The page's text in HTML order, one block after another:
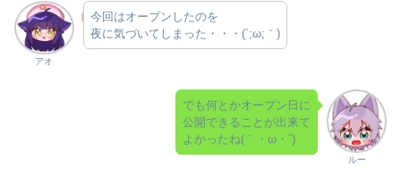
アオ
今回はオープンしたのを
夜に気づいてしまった・・・(´;ω;｀)
ルー
でも何とかオープン日に
公開できることが出来て
よかったね(｀・ω・´)ゞ